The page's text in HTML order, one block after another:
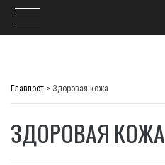
Главпост > Здоровая кожа
ЗДОРОВАЯ КОЖА